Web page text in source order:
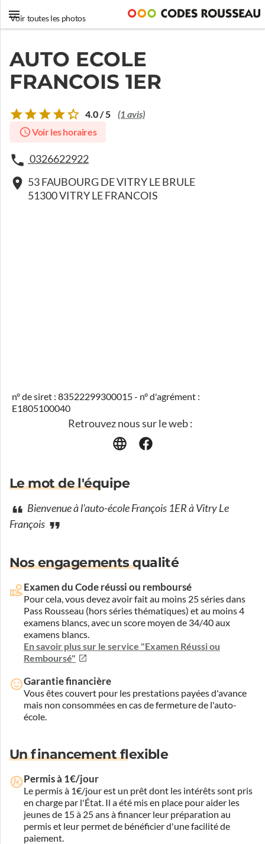
Voir toutes les photos
AUTO ECOLE
FRANCOIS 1ER
4.0 / 5 (1 avis)
Voir les horaires
0326622922
53 FAUBOURG DE VITRY LE BRULE
51300 VITRY LE FRANCOIS
n° de siret : 83522299300015 - n° d'agrément :
E1805100040
Retrouvez nous sur le web :
Le mot de l'équipe
Bienvenue à l'auto-école François 1ER à Vitry Le
François
Nos engagements qualité
Examen du Code réussi ou remboursé
Pour cela, vous devez avoir fait au moins 25 séries dans
Pass Rousseau (hors séries thématiques) et au moins 4
examens blancs, avec un score moyen de 34/40 aux
examens blancs.
En savoir plus sur le service "Examen Réussi ou
Remboursé"
Garantie financière
Vous êtes couvert pour les prestations payées d'avance
mais non consommées en cas de fermeture de l'auto-
école.
Un financement flexible
Permis à 1€/jour
Le permis à 1€/jour est un prêt dont les intérêts sont pris
en charge par l'État. Il a été mis en place pour aider les
jeunes de 15 à 25 ans à financer leur préparation au
permis et leur permet de bénéficier d'une facilité de
paiement.